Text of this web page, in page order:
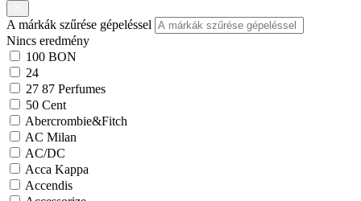
A márkák szűrése gépeléssel
Nincs eredmény
100 BON
24
27 87 Perfumes
50 Cent
Abercrombie&Fitch
AC Milan
AC/DC
Acca Kappa
Accendis